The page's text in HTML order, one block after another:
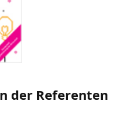
der Referenten